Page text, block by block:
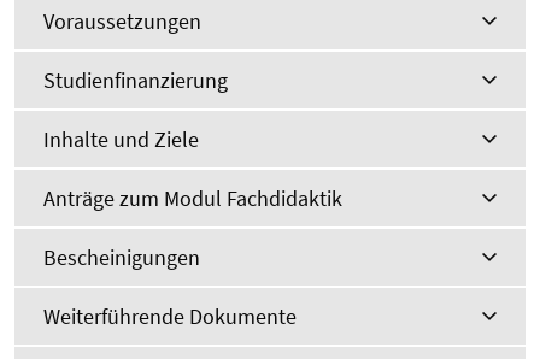
Voraussetzungen
Studienfinanzierung
Inhalte und Ziele
Anträge zum Modul Fachdidaktik
Bescheinigungen
Weiterführende Dokumente